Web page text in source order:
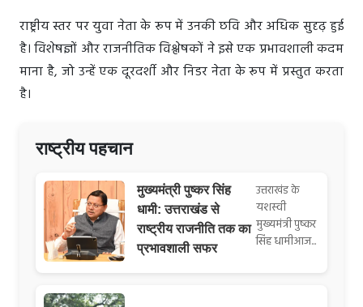
राष्ट्रीय स्तर पर युवा नेता के रूप में उनकी छवि और अधिक सुदृढ़ हुई
है। विशेषज्ञों और राजनीतिक विश्लेषकों ने इसे एक प्रभावशाली कदम
माना है, जो उन्हें एक दूरदर्शी और निडर नेता के रूप में प्रस्तुत करता
है।
राष्ट्रीय पहचान
मुख्यमंत्री पुष्कर सिंह
धामी: उत्तराखंड से
राष्ट्रीय राजनीति तक का
प्रभावशाली सफर
उत्तराखंड के
यशस्वी
मुख्यमंत्री पुष्कर
सिंह धामीआज...